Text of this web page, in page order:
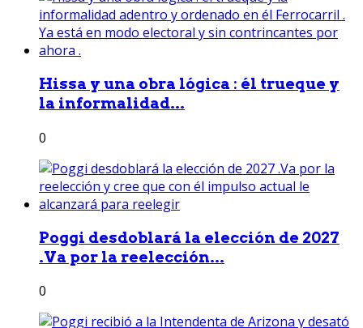
Hissa y una obra lógica : él trueque y
la informalidad...
0
Poggi desdoblará la elección de 2027
.Va por la reelección...
0